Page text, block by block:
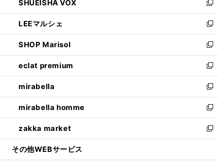
で
開
く
ド
ウ
で
開
く
ィ
ン
ド
ウ
で
開
く
い
ウ
ィ
ン
ド
ウ
で
開
く
SHUEISHA VOX
新
し
い
ウ
ィ
ン
ド
ウ
で
開
く
LEEマルシェ
新
し
い
ウ
ィ
ン
ド
ウ
で
開
く
SHOP Marisol
新
し
い
ウ
ィ
ン
ド
ウ
で
開
eclat premium
新
し
い
ウ
ィ
ン
ド
ウ
開
mirabella
新
し
い
ウ
ィ
ン
ウ
mirabella homme
新
し
い
ウ
ン
zakka market
新
し
ウ
その他WEBサービス